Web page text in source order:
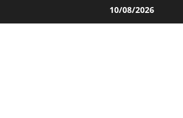
al
10/08/2026